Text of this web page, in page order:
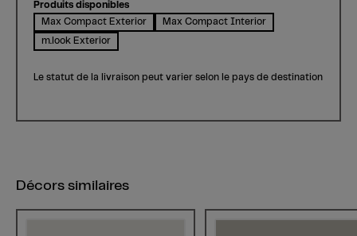
Produits disponibles
Max Compact Exterior
Max Compact Interior
m.look Exterior
Le statut de la livraison peut varier selon le pays de destination
Décors similaires